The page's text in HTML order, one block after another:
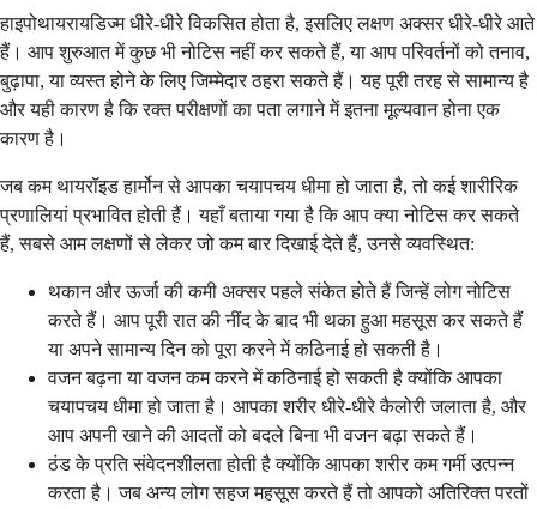
हाइपोथायरायडिज्म धीरे-धीरे विकसित होता है, इसलिए लक्षण अक्सर धीरे-धीरे आते
हैं। आप शुरुआत में कुछ भी नोटिस नहीं कर सकते हैं, या आप परिवर्तनों को तनाव,
बुढ़ापा, या व्यस्त होने के लिए जिम्मेदार ठहरा सकते हैं। यह पूरी तरह से सामान्य है
और यही कारण है कि रक्त परीक्षणों का पता लगाने में इतना मूल्यवान होना एक
कारण है।
जब कम थायरॉइड हार्मोन से आपका चयापचय धीमा हो जाता है, तो कई शारीरिक
प्रणालियां प्रभावित होती हैं। यहाँ बताया गया है कि आप क्या नोटिस कर सकते
हैं, सबसे आम लक्षणों से लेकर जो कम बार दिखाई देते हैं, उनसे व्यवस्थित:
थकान और ऊर्जा की कमी अक्सर पहले संकेत होते हैं जिन्हें लोग नोटिस
करते हैं। आप पूरी रात की नींद के बाद भी थका हुआ महसूस कर सकते हैं
या अपने सामान्य दिन को पूरा करने में कठिनाई हो सकती है।
वजन बढ़ना या वजन कम करने में कठिनाई हो सकती है क्योंकि आपका
चयापचय धीमा हो जाता है। आपका शरीर धीरे-धीरे कैलोरी जलाता है, और
आप अपनी खाने की आदतों को बदले बिना भी वजन बढ़ा सकते हैं।
ठंड के प्रति संवेदनशीलता होती है क्योंकि आपका शरीर कम गर्मी उत्पन्न
करता है। जब अन्य लोग सहज महसूस करते हैं तो आपको अतिरिक्त परतों